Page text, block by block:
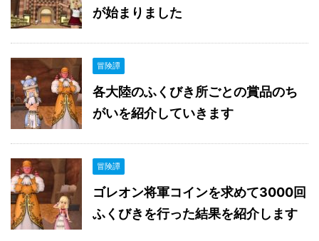
が始まりました
冒険譚
各大陸のふくびき所ごとの賞品のち
がいを紹介していきます
冒険譚
ゴレオン将軍コインを求めて3000回
ふくびきを行った結果を紹介します